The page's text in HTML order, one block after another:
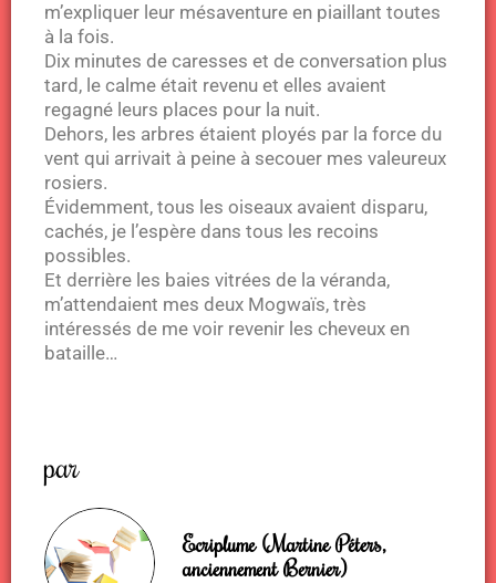
m’expliquer leur mésaventure en piaillant toutes
à la fois.
Dix minutes de caresses et de conversation plus
tard, le calme était revenu et elles avaient
regagné leurs places pour la nuit.
Dehors, les arbres étaient ployés par la force du
vent qui arrivait à peine à secouer mes valeureux
rosiers.
Évidemment, tous les oiseaux avaient disparu,
cachés, je l’espère dans tous les recoins
possibles.
Et derrière les baies vitrées de la véranda,
m’attendaient mes deux Mogwaïs, très
intéressés de me voir revenir les cheveux en
bataille…
par
Ecriplume (Martine Péters,
anciennement Bernier)